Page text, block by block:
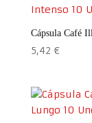
Cápsula Café
5,42 €